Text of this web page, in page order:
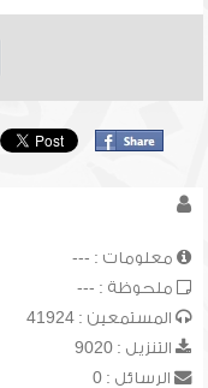
معلومات : ---
ملحوظة : ---
المستمعين : 41924
التنزيل : 9020
الرسائل : 0